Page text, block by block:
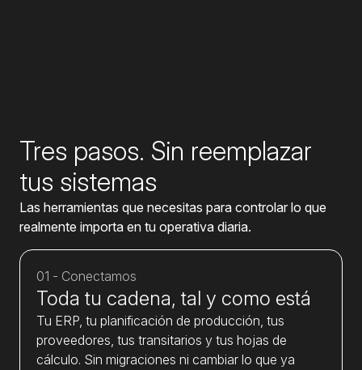
Tres pasos. Sin reemplazar
tus sistemas
Las herramientas que necesitas para controlar lo que
realmente importa en tu operativa diaria.
01 - Conectamos
Toda tu cadena, tal y como está
Tu ERP, tu planificación de producción, tus
proveedores, tus transitarios y tus hojas de
cálculo. Sin migraciones ni cambiar lo que ya